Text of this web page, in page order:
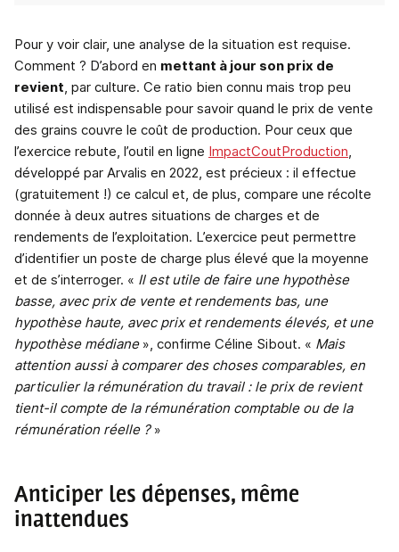
Pour y voir clair, une analyse de la situation est requise.
Comment ? D’abord en mettant à jour son prix de
revient, par culture. Ce ratio bien connu mais trop peu
utilisé est indispensable pour savoir quand le prix de vente
des grains couvre le coût de production. Pour ceux que
l’exercice rebute, l’outil en ligne ImpactCoutProduction,
développé par Arvalis en 2022, est précieux : il effectue
(gratuitement !) ce calcul et, de plus, compare une récolte
donnée à deux autres situations de charges et de
rendements de l’exploitation. L’exercice peut permettre
d’identifier un poste de charge plus élevé que la moyenne
et de s’interroger. « Il est utile de faire une hypothèse
basse, avec prix de vente et rendements bas, une
hypothèse haute, avec prix et rendements élevés, et une
hypothèse médiane», confirme Céline Sibout. « Mais
attention aussi à comparer des choses comparables, en
particulier la rémunération du travail : le prix de revient
tient-il compte de la rémunération comptable ou de la
rémunération réelle ?»
Anticiper les dépenses, même
inattendues